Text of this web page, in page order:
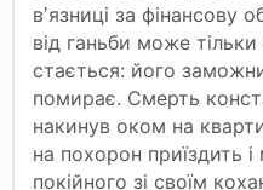
вʼязниці за фінансову
від ганьби може
стається: його
помирає. Смерть
накинув оком на
на похорон приїздить
покійного зі своїм